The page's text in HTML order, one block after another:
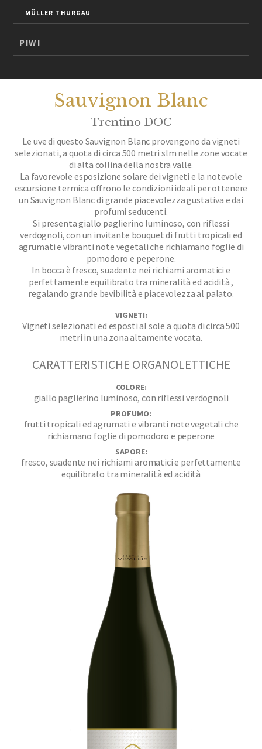
MÜLLER THURGAU
PIWI
Sauvignon Blanc
Trentino DOC
Le uve di questo Sauvignon Blanc provengono da vigneti
selezionati, a quota di circa 500 metri slm nelle zone vocate
di alta collina della nostra valle.
La favorevole esposizione solare dei vigneti e la notevole
escursione termica offrono le condizioni ideali per ottenere
un Sauvignon Blanc di grande piacevolezza gustativa e dai
profumi seducenti.
Si presenta giallo paglierino luminoso, con riflessi
verdognoli, con un invitante bouquet di frutti tropicali ed
agrumati e vibranti note vegetali che richiamano foglie di
pomodoro e peperone.
In bocca è fresco, suadente nei richiami aromatici e
perfettamente equilibrato tra mineralità ed acidità ,
regalando grande bevibilità e piacevolezza al palato.
VIGNETI:
Vigneti selezionati ed esposti al sole a quota di circa 500
metri in una zona altamente vocata.
CARATTERISTICHE ORGANOLETTICHE
COLORE:
giallo paglierino luminoso, con riflessi verdognoli
PROFUMO:
frutti tropicali ed agrumati e vibranti note vegetali che
richiamano foglie di pomodoro e peperone
SAPORE:
fresco, suadente nei richiami aromatici e perfettamente
equilibrato tra mineralità ed acidità